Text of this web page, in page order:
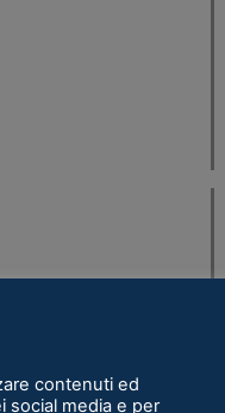
contenuti ed
social media e per